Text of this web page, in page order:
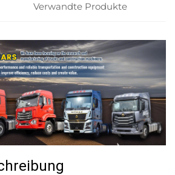
Verwandte Produkte